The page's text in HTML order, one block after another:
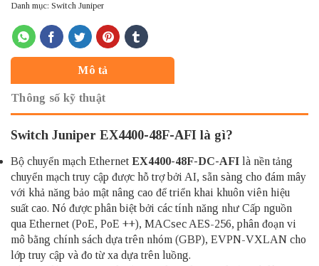
Danh mục: Switch Juniper
Mô tả
Thông số kỹ thuật
Switch Juniper EX4400-48F-AFI là gì?
Bộ chuyển mạch Ethernet EX4400-48F-DC-AFI là nền tảng
chuyển mạch truy cập được hỗ trợ bởi AI, sẵn sàng cho đám mây
với khả năng bảo mật nâng cao để triển khai khuôn viên hiệu
suất cao. Nó được phân biệt bởi các tính năng như Cấp nguồn
qua Ethernet (PoE, PoE ++), MACsec AES-256, phân đoạn vi
mô bằng chính sách dựa trên nhóm (GBP), EVPN-VXLAN cho
lớp truy cập và đo từ xa dựa trên luồng.